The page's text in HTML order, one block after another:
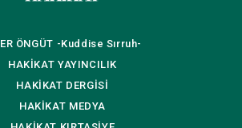
ÖNGÜT -Kuddise Sırruh-
HAKİKAT YAYINCILIK
HAKİKAT DERGİSİ
HAKİKAT MEDYA